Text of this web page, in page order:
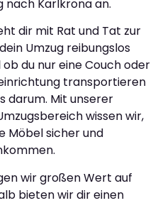
nach Karlkrona an.
dir mit Rat und Tat zur
Umzug reibungslos
du nur eine Couch oder
transportieren
darum. Mit unserer
wissen wir,
Möbel sicher und
wir großen Wert auf
bieten wir dir einen